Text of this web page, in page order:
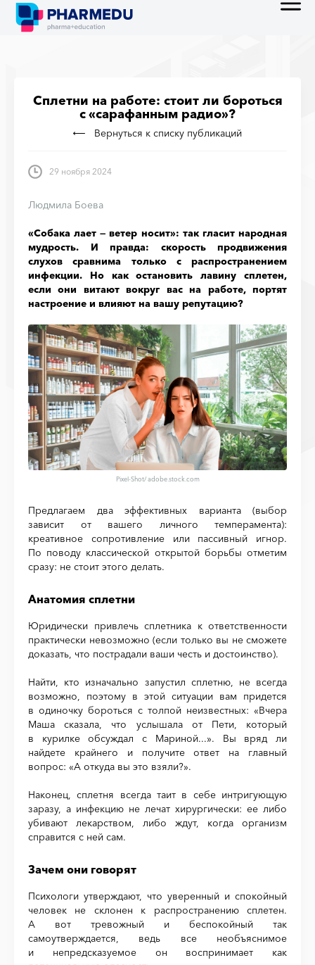
Сплетни на работе: стоит ли бороться
с «сарафанным радио»?
Вернуться к списку публикаций
29 ноября 2024
Людмила Боева
«Собака лает — ветер носит»: так гласит народная
мудрость. И правда: скорость продвижения
слухов сравнима только с распространением
инфекции. Но как остановить лавину сплетен,
если они витают вокруг вас на работе, портят
настроение и влияют на вашу репутацию?
Pixel-Shot/adobe.stock.com
Предлагаем два эффективных варианта (выбор
зависит от вашего личного темперамента):
креативное сопротивление или пассивный игнор.
По поводу классической открытой борьбы отметим
сразу: не стоит этого делать.
Анатомия сплетни
Юридически привлечь сплетника к ответственности
практически невозможно (если только вы не сможете
доказать, что пострадали ваши честь и достоинство).
Найти, кто изначально запустил сплетню, не всегда
возможно, поэтому в этой ситуации вам придется
в одиночку бороться с толпой неизвестных: «Вчера
Маша сказала, что услышала от Пети, который
в курилке обсуждал с Мариной...». Вы вряд ли
найдете крайнего и получите ответ на главный
вопрос: «А откуда вы это взяли?».
Наконец, сплетня всегда таит в себе интригующую
заразу, а инфекцию не лечат хирургически: ее либо
убивают лекарством, либо ждут, когда организм
справится с ней сам.
Зачем они говорят
Психологи утверждают, что уверенный и спокойный
человек не склонен к распространению сплетен.
А вот тревожный и беспокойный так
самоутверждается, ведь все необъяснимое
и непредсказуемое он воспринимает как